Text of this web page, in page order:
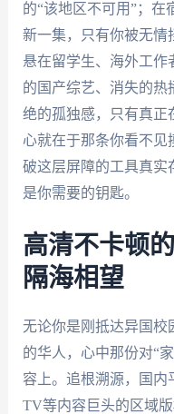
的“该地区不可用”；
新一集，只有你被无情
悬在留学生、海外工作
的国产综艺、消失的热
绝的孤独感，只有真正
心就在于那条你看不见
破这层屏障的工具真实
是你需要的钥匙。
高清不卡顿
隔海相望
无论你是刚抵达异国校
的华人，心中那份对“
容上。追根溯源，国内
TV等内容巨头的区域